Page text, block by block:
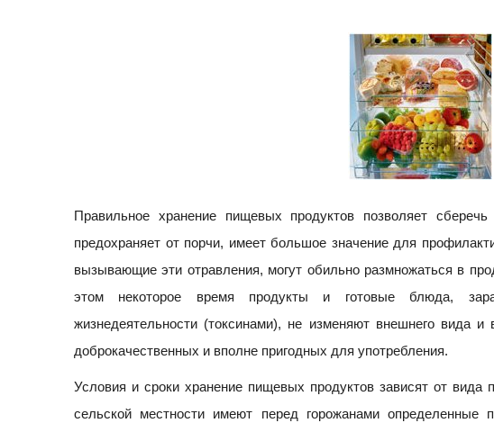
Правильное хранение пищевых продуктов позволяет
предохраняет от порчи, имеет большое значение для
вызывающие эти отравления, могут обильно размножаться в
этом некоторое время продукты и готовые блюда,
жизнедеятельности (токсинами), не изменяют внешнего вида и
доброкачественных и вполне пригодных для употребления.
Условия и сроки хранение пищевых продуктов зависят от вида
сельской местности имеют перед горожанами определенные